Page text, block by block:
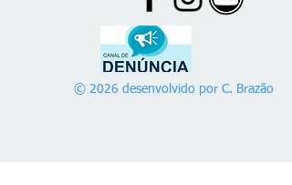
© 2026 desenvolvido por C. Brazão